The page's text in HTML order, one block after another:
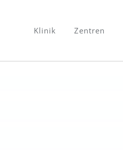
Klinik Zentren